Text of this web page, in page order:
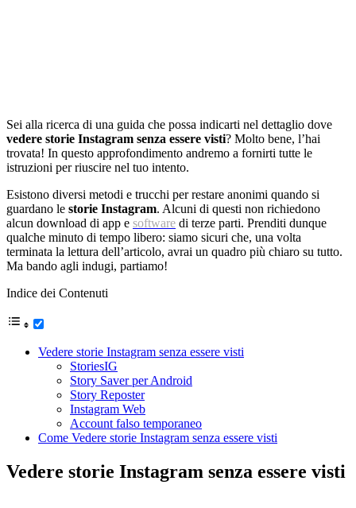
Sei alla ricerca di una guida che possa indicarti nel dettaglio dove
vedere storie Instagram senza essere visti? Molto bene, l’hai
trovata! In questo approfondimento andremo a fornirti tutte le
istruzioni per riuscire nel tuo intento.
Esistono diversi metodi e trucchi per restare anonimi quando si
guardano le storie Instagram. Alcuni di questi non richiedono
alcun download di app e software di terze parti. Prenditi dunque
qualche minuto di tempo libero: siamo sicuri che, una volta
terminata la lettura dell’articolo, avrai un quadro più chiaro su tutto.
Ma bando agli indugi, partiamo!
Indice dei Contenuti
Vedere storie Instagram senza essere visti
StoriesIG
Story Saver per Android
Story Reposter
Instagram Web
Account falso temporaneo
Come Vedere storie Instagram senza essere visti
Vedere storie Instagram senza essere visti